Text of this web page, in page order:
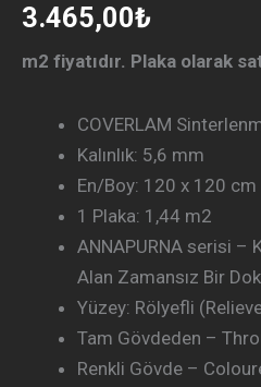
3.465,00₺
m2 fiyatıdır. Plaka olarak
COVERLAM
Kalınlık: 5,6 mm
En/Boy: 120 x 120 cm
1 Plaka: 1,44 m2
ANNAPURNA serisi –
Alan Zamansız Bir
Yüzey: Rölyefli
Tam Gövdeden –
Renkli Gövde –